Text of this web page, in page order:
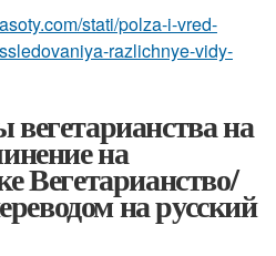
stati/polza-i-vred-
razlichnye-vidy-
на
на
Вегетарианство/
на русский